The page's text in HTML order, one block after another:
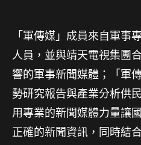
「軍傳媒」成員來自軍事
人員，並與靖天電視集團
響的軍事新聞媒體；「軍
勢研究報告與產業分析供
用專業的新聞媒體力量讓
正確的新聞資訊，同時結